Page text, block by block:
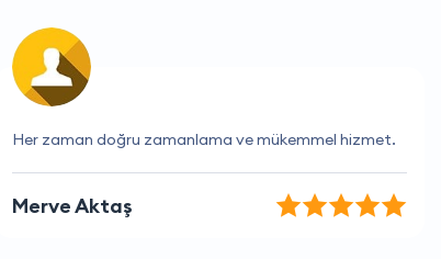
Gerçekten mükemmel bir deneyim oldu.
Berk Kılıç